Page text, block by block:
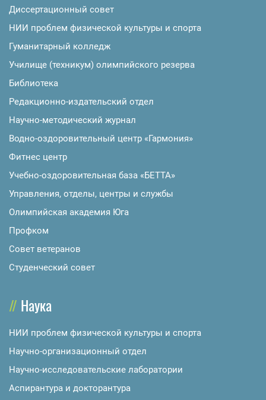
Диссертационный совет
НИИ проблем физической культуры и спорта
Гуманитарный колледж
Училище (техникум) олимпийского резерва
Библиотека
Редакционно-издательский отдел
Научно-методический журнал
Водно-оздоровительный центр «Гармония»
Фитнес центр
Учебно-оздоровительная база «БЕТТА»
Управления, отделы, центры и службы
Олимпийская академия Юга
Профком
Совет ветеранов
Студенческий совет
Наука
НИИ проблем физической культуры и спорта
Научно-организационный отдел
Научно-исследовательские лаборатории
Аспирантура и докторантура